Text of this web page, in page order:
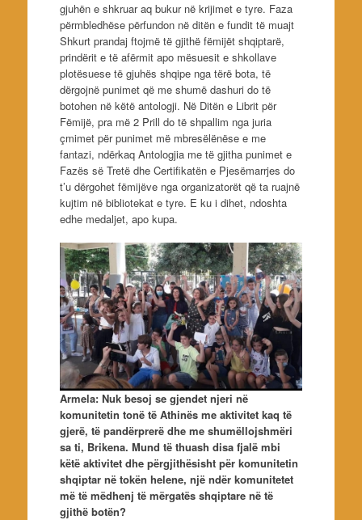
gjuhën e shkruar aq bukur në krijimet e tyre. Faza
përmbledhëse përfundon në ditën e fundit të muajt
Shkurt prandaj ftojmë të gjithë fëmijët shqiptarë,
prindërit e të afërmit apo mësuesit e shkollave
plotësuese të gjuhës shqipe nga tërë bota, të
dërgojnë punimet që me shumë dashuri do të
botohen në këtë antologji. Në Ditën e Librit për
Fëmijë, pra më 2 Prill do të shpallim nga juria
çmimet për punimet më mbresëlënëse e me
fantazi, ndërkaq Antologjia me të gjitha punimet e
Fazës së Tretë dhe Certifikatën e Pjesëmarrjes do
t’u dërgohet fëmijëve nga organizatorët që ta ruajnë
kujtim në bibliotekat e tyre. E ku i dihet, ndoshta
edhe medaljet, apo kupa.
Armela: Nuk besoj se gjendet njeri në
komunitetin tonë të Athinës me aktivitet kaq të
gjerë, të pandërprerë dhe me shumëllojshmëri
sa ti, Brikena. Mund të thuash disa fjalë mbi
këtë aktivitet dhe përgjithësisht për komunitetin
shqiptar në tokën helene, një ndër komunitetet
më të mëdhenj të mërgatës shqiptare në të
gjithë botën?